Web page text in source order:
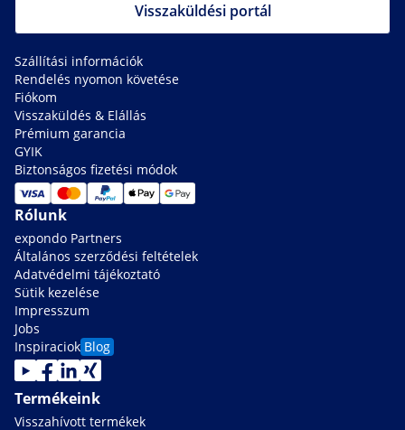
Visszaküldési portál
Szállítási információk
Rendelés nyomon követése
Fiókom
Visszaküldés & Elállás
Prémium garancia
GYIK
Biztonságos fizetési módok
Rólunk
expondo Partners
Általános szerződési feltételek
Adatvédelmi tájékoztató
Sütik kezelése
Impresszum
Jobs
Inspiraciok Blog
Termékeink
Visszahívott termékek